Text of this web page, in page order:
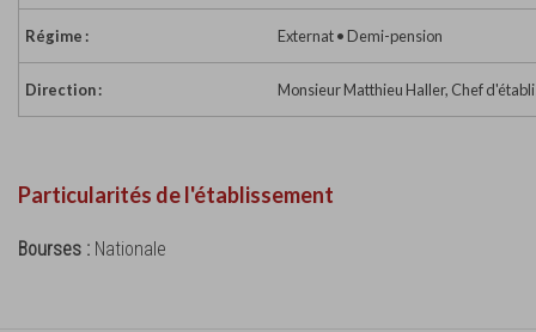
Régime : Externat • Demi-pension
Direction : Monsieur Matthieu Haller, Chef
Particularités de l'établissement
Bourses : Nationale